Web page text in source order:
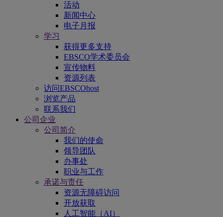
活动
新闻中心
电子月报
学习
获得更多支持
EBSCO学术委员会
宣传物料
资源列表
访问EBSCOhost
浏览产品
联系我们
公司企业
公司简介
我们的使命
领导团队
办事处
职业与工作
承诺与责任
资源无障碍访问
开放获取
人工智能（AI）